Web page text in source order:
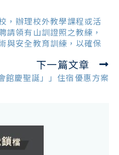
，辦理校外教學課程或活
請領有山訓證照之教練，
與安全教育訓練，以確保
下一篇文章
館慶聖誕」」住宿優惠方案